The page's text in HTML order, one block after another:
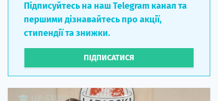
Підписуйтесь на наш Telegram канал та
першими дізнавайтесь про акції,
стипендії та знижки.
ПІДПИСАТИСЯ